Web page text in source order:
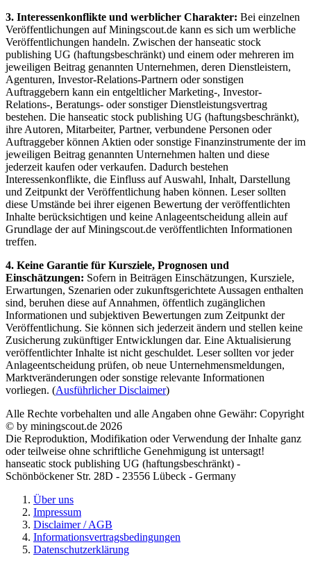
3. Interessenkonflikte und werblicher Charakter: Bei einzelnen
Veröffentlichungen auf Miningscout.de kann es sich um werbliche
Veröffentlichungen handeln. Zwischen der hanseatic stock
publishing UG (haftungsbeschränkt) und einem oder mehreren im
jeweiligen Beitrag genannten Unternehmen, deren Dienstleistern,
Agenturen, Investor-Relations-Partnern oder sonstigen
Auftraggebern kann ein entgeltlicher Marketing-, Investor-
Relations-, Beratungs- oder sonstiger Dienstleistungsvertrag
bestehen. Die hanseatic stock publishing UG (haftungsbeschränkt),
ihre Autoren, Mitarbeiter, Partner, verbundene Personen oder
Auftraggeber können Aktien oder sonstige Finanzinstrumente der im
jeweiligen Beitrag genannten Unternehmen halten und diese
jederzeit kaufen oder verkaufen. Dadurch bestehen
Interessenkonflikte, die Einfluss auf Auswahl, Inhalt, Darstellung
und Zeitpunkt der Veröffentlichung haben können. Leser sollten
diese Umstände bei ihrer eigenen Bewertung der veröffentlichten
Inhalte berücksichtigen und keine Anlageentscheidung allein auf
Grundlage der auf Miningscout.de veröffentlichten Informationen
treffen.
4. Keine Garantie für Kursziele, Prognosen und
Einschätzungen: Sofern in Beiträgen Einschätzungen, Kursziele,
Erwartungen, Szenarien oder zukunftsgerichtete Aussagen enthalten
sind, beruhen diese auf Annahmen, öffentlich zugänglichen
Informationen und subjektiven Bewertungen zum Zeitpunkt der
Veröffentlichung. Sie können sich jederzeit ändern und stellen keine
Zusicherung zukünftiger Entwicklungen dar. Eine Aktualisierung
veröffentlichter Inhalte ist nicht geschuldet. Leser sollten vor jeder
Anlageentscheidung prüfen, ob neue Unternehmensmeldungen,
Marktveränderungen oder sonstige relevante Informationen
vorliegen. (Ausführlicher Disclaimer)
Alle Rechte vorbehalten und alle Angaben ohne Gewähr: Copyright
© by miningscout.de 2026
Die Reproduktion, Modifikation oder Verwendung der Inhalte ganz
oder teilweise ohne schriftliche Genehmigung ist untersagt!
hanseatic stock publishing UG (haftungsbeschränkt) -
Schönböckener Str. 28D - 23556 Lübeck - Germany
Über uns
Impressum
Disclaimer / AGB
Informationsvertragsbedingungen
Datenschutzerklärung